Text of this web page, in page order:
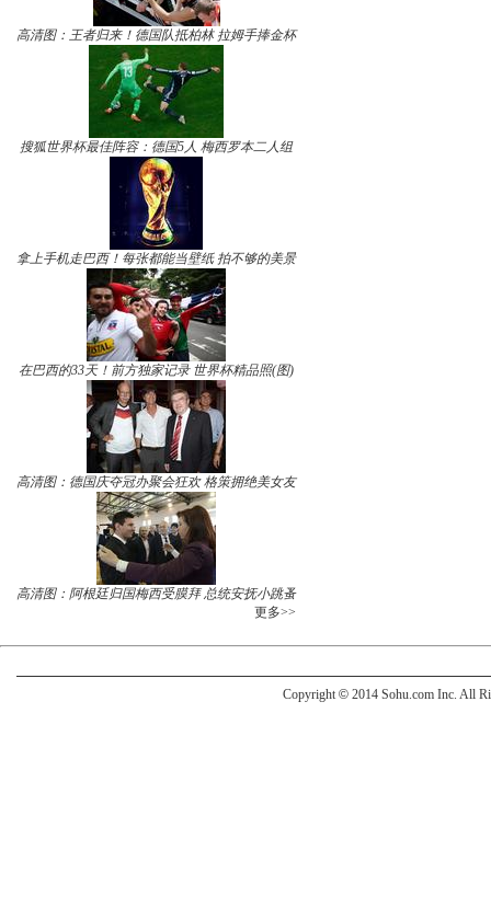
高清图：王者归来！德国队抵柏林 拉姆手捧金杯
搜狐世界杯最佳阵容：德国5人 梅西罗本二人组
拿上手机走巴西！每张都能当壁纸 拍不够的美景
在巴西的33天！前方独家记录 世界杯精品照(图)
高清图：德国庆夺冠办聚会狂欢 格策拥绝美女友
高清图：阿根廷归国梅西受膜拜 总统安抚小跳蚤
更多>>
Copyright © 2014 Sohu.com Inc. All